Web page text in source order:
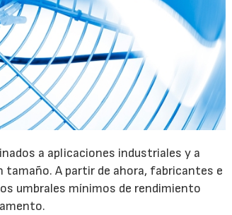
a aplicaciones industriales y a
A partir de ahora, fabricantes e
umbrales mínimos de rendimiento